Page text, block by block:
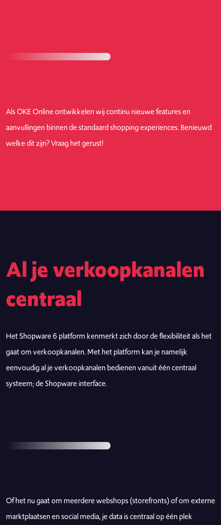
Als OKE Online ontwikkelen wij continu nieuwe features en
aanvullingen binnen de standaard shopping experiences. Benieuwd
welke dit zijn? Vraag het gerust!
Al je verkoopkanalen
centraal
Het Shopware 6 platform kenmerkt zich door de flexibiliteit als het
gaat om verkoopkanalen. Met het platform kan je namelijk
eenvoudig al je verkoopkanalen bedienen vanuit één centraal
systeem; de Shopware interface.
Of het nu gaat om meerdere webshops (storefronts) of om externe
marktplaatsen en social media, je data is centraal op één plek